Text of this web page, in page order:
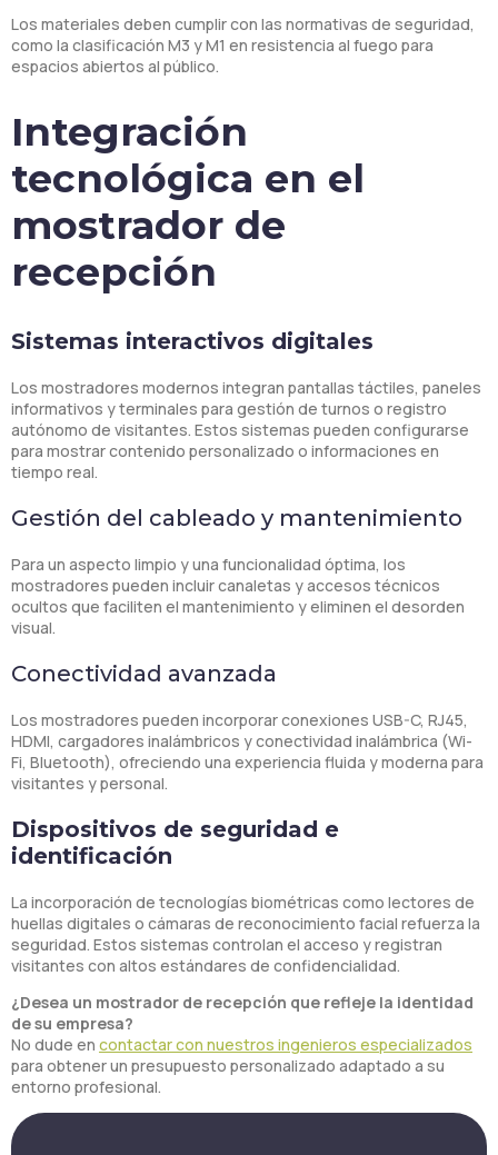
Los materiales deben cumplir con las normativas de seguridad,
como la clasificación M3 y M1 en resistencia al fuego para
espacios abiertos al público.
Integración
tecnológica en el
mostrador de
recepción
Sistemas interactivos digitales
Los mostradores modernos integran pantallas táctiles, paneles
informativos y terminales para gestión de turnos o registro
autónomo de visitantes. Estos sistemas pueden configurarse
para mostrar contenido personalizado o informaciones en
tiempo real.
Gestión del cableado y mantenimiento
Para un aspecto limpio y una funcionalidad óptima, los
mostradores pueden incluir canaletas y accesos técnicos
ocultos que faciliten el mantenimiento y eliminen el desorden
visual.
Conectividad avanzada
Los mostradores pueden incorporar conexiones USB-C, RJ45,
HDMI, cargadores inalámbricos y conectividad inalámbrica (Wi-
Fi, Bluetooth), ofreciendo una experiencia fluida y moderna para
visitantes y personal.
Dispositivos de seguridad e
identificación
La incorporación de tecnologías biométricas como lectores de
huellas digitales o cámaras de reconocimiento facial refuerza la
seguridad. Estos sistemas controlan el acceso y registran
visitantes con altos estándares de confidencialidad.
¿Desea un mostrador de recepción que refleje la identidad
de su empresa?
No dude en contactar con nuestros ingenieros especializados
para obtener un presupuesto personalizado adaptado a su
entorno profesional.